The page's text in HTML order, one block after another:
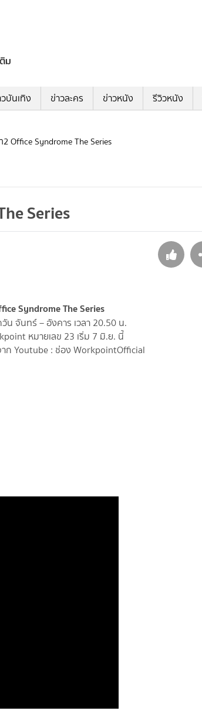
ม
บันเทิง ข่าวละคร ข่าวหนัง รีวิวหนัง
2 Office Syndrome The Series
Series
Syndrome The Series
น จันทร์ – อังคาร เวลา 20.50 น.
หมายเลข 23 เริ่ม 7 มิ.ย. นี้
ก Youtube : ช่อง WorkpointOfficial